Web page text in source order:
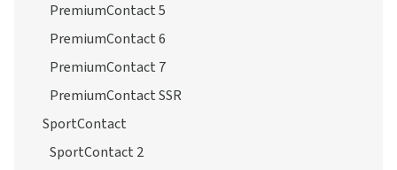
PremiumContact 5
PremiumContact 6
PremiumContact 7
PremiumContact SSR
SportContact
SportContact 2